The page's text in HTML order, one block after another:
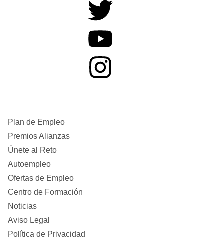
Plan de Empleo
Premios Alianzas
Únete al Reto
Autoempleo
Ofertas de Empleo
Centro de Formación
Noticias
Aviso Legal
Política de Privacidad